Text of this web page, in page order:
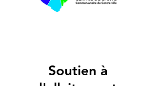
Soutien à